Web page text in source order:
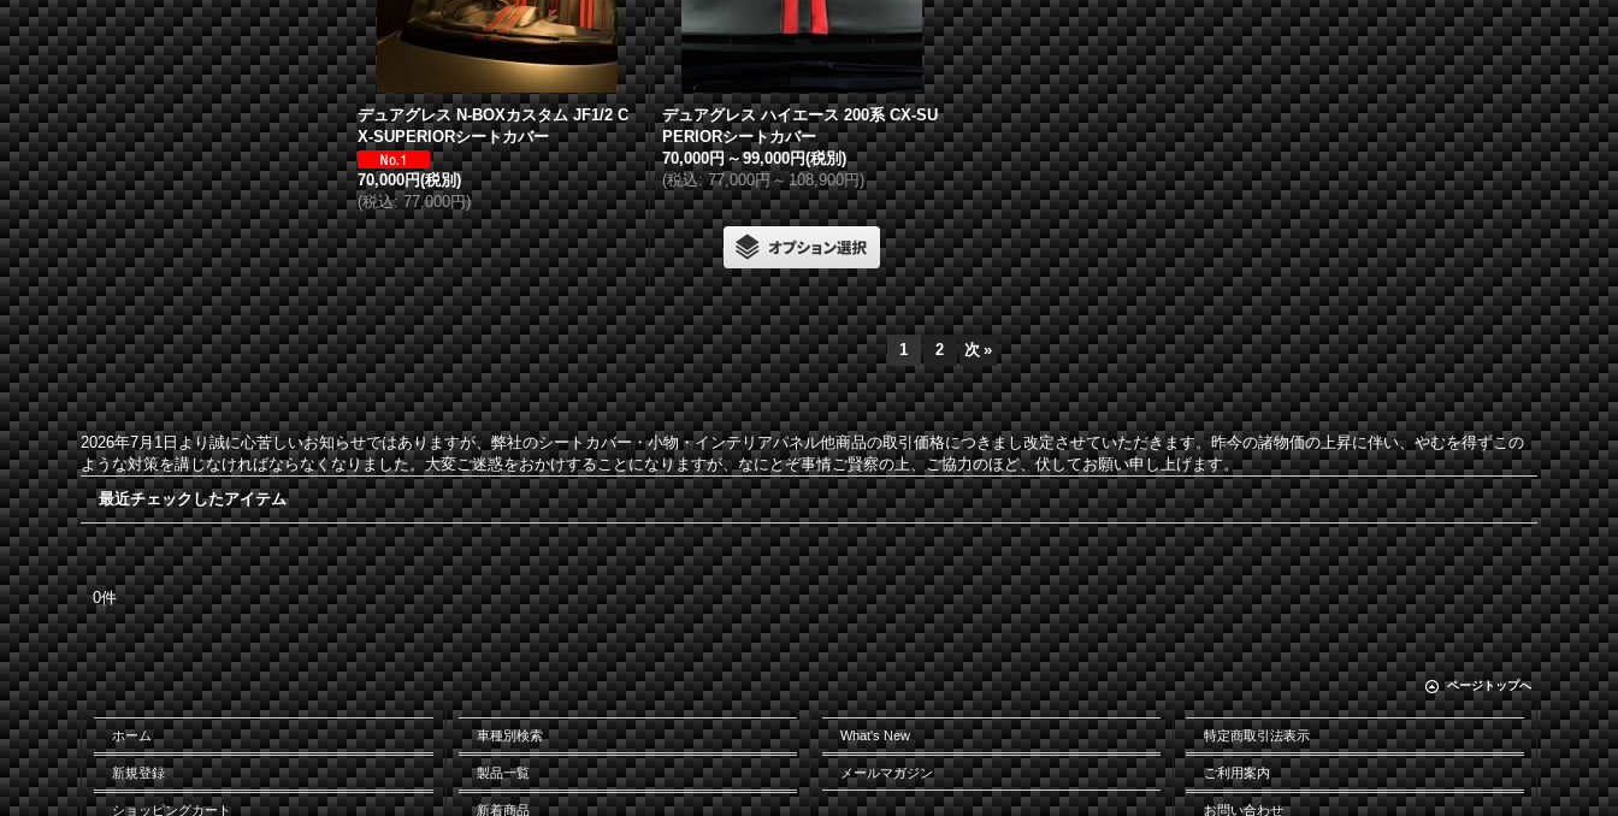
デュアグレスN-BOXカスタム JF1/2 C
X-SUPERIORシートカバー
70,000円(税別)
(税込: 77,000円)
デュアグレスハイエース 200系 CX-SU
PERIORシートカバー
70,000円 ～99,000円(税別)
(税込: 77,000円 ～ 108,900円)
1 2 次 »
2026年7月1日より誠に心苦しいお知らせではありますが、弊社のシートカバー・小物・インテリアパネル他商品の取引価格につきまし改定させていただきます。昨今の諸物価の上昇に伴い、やむを得ずこの
ような対策を講じなければならなくなりました。大変ご迷惑をおかけすることになりますが、なにとぞ事情ご賢察の上、ご協力のほど、伏してお願い申し上げます。
最近チェックしたアイテム
0件
ページトップへ
ホーム
新規登録
ショッピングカート
車種別検索
製品一覧
新着商品
What's New
メールマガジン
特定商取引法表示
ご利用案内
お問い合わせ